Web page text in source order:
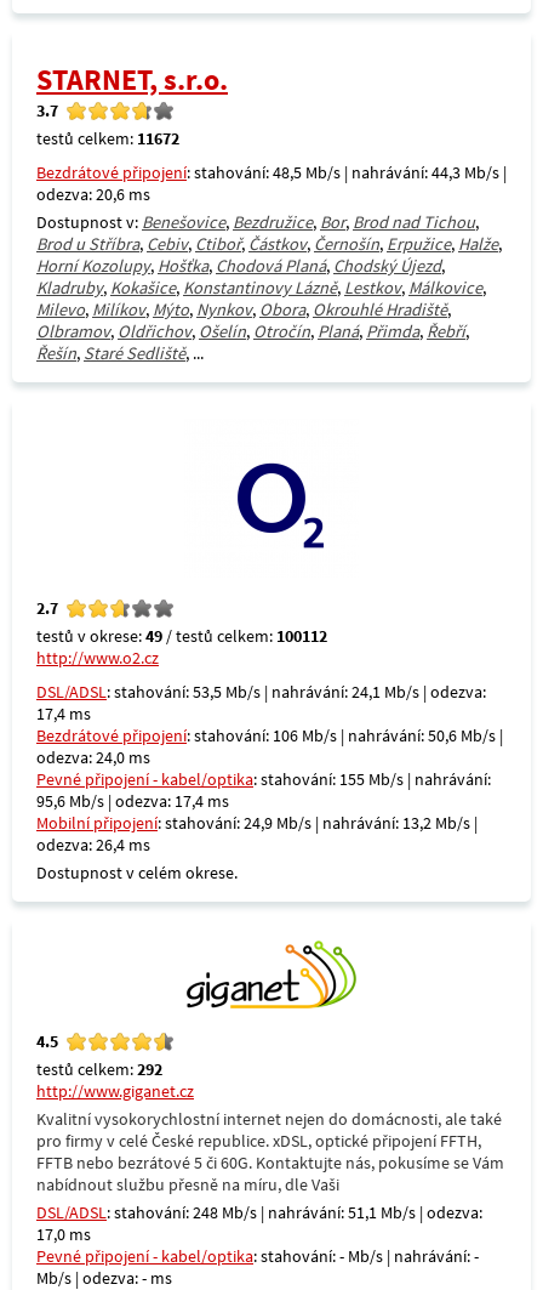
STARNET, s.r.o.
3.7
testů celkem: 11672
Bezdrátové připojení: stahování: 48,5 Mb/s | nahrávání: 44,3 Mb/s |
odezva: 20,6 ms
Dostupnost v: Benešovice, Bezdružice, Bor, Brod nad Tichou,
Brod u Stříbra, Cebiv, Ctiboř, Částkov, Černošín, Erpužice, Halže,
Horní Kozolupy, Hošťka, Chodová Planá, Chodský Újezd,
Kladruby, Kokašice, Konstantinovy Lázně, Lestkov, Málkovice,
Milevo, Milíkov, Mýto, Nynkov, Obora, Okrouhlé Hradiště,
Olbramov, Oldřichov, Ošelín, Otročín, Planá, Přimda, Řebří,
Řešín, Staré Sedliště, ...
2.7
testů v okrese:49 / testů celkem: 100112
http://www.o2.cz
DSL/ADSL: stahování: 53,5 Mb/s | nahrávání: 24,1 Mb/s | odezva:
17,4 ms
Bezdrátové připojení: stahování: 106 Mb/s | nahrávání: 50,6 Mb/s |
odezva: 24,0 ms
Pevné připojení - kabel/optika: stahování: 155 Mb/s | nahrávání:
95,6 Mb/s | odezva: 17,4 ms
Mobilní připojení: stahování: 24,9 Mb/s | nahrávání: 13,2 Mb/s |
odezva: 26,4 ms
Dostupnost v celém okrese.
4.5
testů celkem:292
http://www.giganet.cz
Kvalitní vysokorychlostní internet nejen do domácnosti, ale také
pro firmy v celé České republice. xDSL, optické připojení FFTH,
FFTB nebo bezrátové 5 či 60G. Kontaktujte nás, pokusíme se Vám
nabídnout službu přesně na míru, dle Vaši
DSL/ADSL: stahování: 248 Mb/s | nahrávání: 51,1 Mb/s | odezva:
17,0 ms
Pevné připojení - kabel/optika: stahování: - Mb/s | nahrávání: -
Mb/s | odezva: - ms